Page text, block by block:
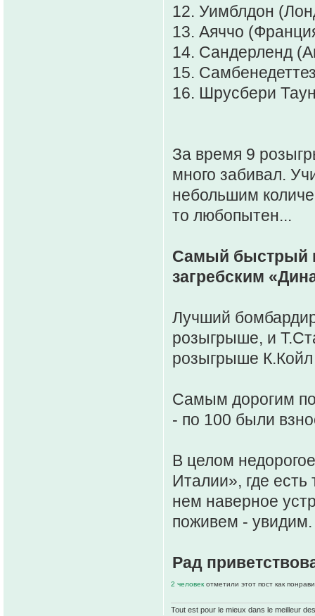
12. Уимблдон
13. Аяччо
14. Сандерленд
15.
16. Шрусбери
За время 9
много забивал.
небольшим
то любопытен...
Самый быстрый
загребским
Лучший
розыгрыше, и
розыгрыше К.Койл
Самым дорогим
- по 100 были
В целом
Италии», где
нем наверное
поживем - увидим.
Рад
2 человекотметили этот пост как
Tout est pour le mieux dans le meilleur